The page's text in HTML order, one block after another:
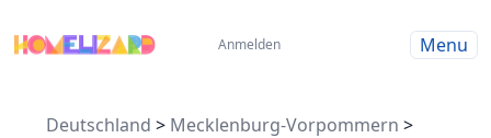
Anmelden Menu
Deutschland > Mecklenburg-Vorpommern >